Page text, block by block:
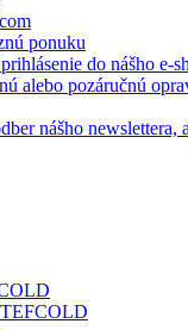
ponuku
do nášho e-
alebo pozáručnú
nášho